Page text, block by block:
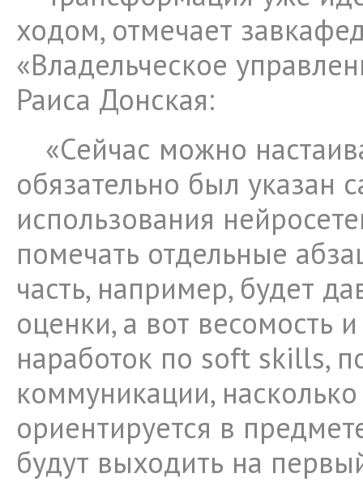
ходом, отмечает
«Владельческое
Раиса Донская:
«Сейчас можно
обязательно был указан
использования
помечать отдельные
часть, например, будет
оценки, а вот весомость
наработок по soft skills,
коммуникации, насколько
ориентируется в
будут выходить на